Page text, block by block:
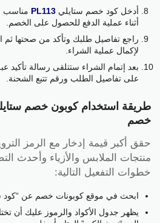
أدخل كود خصم ستايلي PL113 مناسب
أثناء عملية الدفع للحصول على الخصم.
راجع تفاصيل طلبك وتأكد من صحتها
لإكمال عملية الشراء.
بعد إتمام الشراء ستتلقى رسالة تأكيد
على تفاصيل الطلب ورقم تتبع الشحنة.
خصم
منتجات الملابس والأزياء وأحدث
خطوات التفعيل التالية:
ابحث في موقع كوبونات خصم عن “كود
يظهر جدول الأكواد والرموز عليك أن